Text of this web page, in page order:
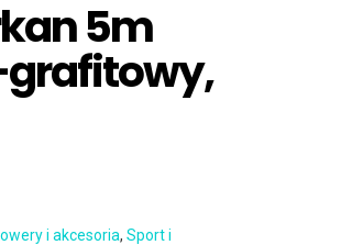
5m
grafitowy,
i akcesoria,Sport i